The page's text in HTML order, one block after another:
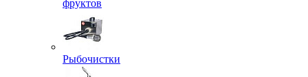
фруктов
Рыбочистки